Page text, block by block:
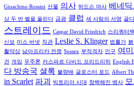
Gioachino Rossini 선물 의사 허드슨 여사 베네딕
상 두 번 벨을 울린다 금광 클럽 세 사람의 서명 골
스트레이드
Caspar David Friedrich 스리쿼터백
신보
미스 버넷 직관 Leslie S. Klinger 법률가
활약상 남아프리카 전쟁 Sussex 부적격자 인구 여
건 게임 우주론 카스파르 다비드 프리드리히 English
다 방송국 셜록 불량배 글로스터 로드 Albert
in Scarlet 파괴 빅토리아 시대 창백해진 병사